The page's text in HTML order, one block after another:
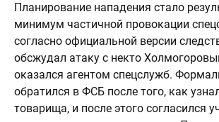
Планирование нападения стало
минимум частичной провокации
согласно официальной версии
обсжудал атаку с некто
оказался агентом спецслужб.
обратился в ФСБ после того, как
товарища, и после этого согласился